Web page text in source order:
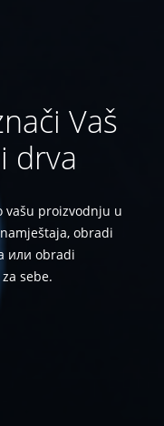
Vaš
drva
vašu proizvodnju u
obradi
или obradi
sebe.